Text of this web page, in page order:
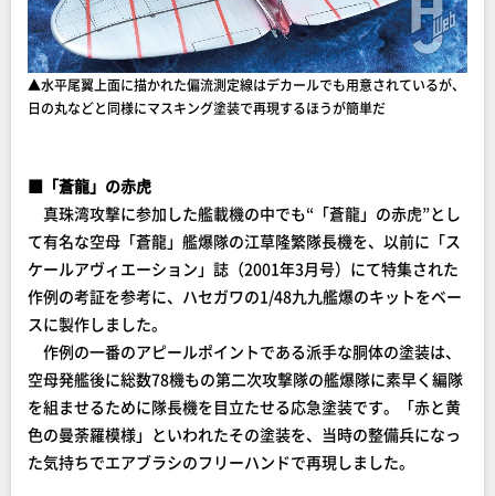
▲水平尾翼上面に描かれた偏流測定線はデカールでも用意されているが、
日の丸などと同様にマスキング塗装で再現するほうが簡単だ
■「蒼龍」の赤虎
真珠湾攻撃に参加した艦載機の中でも“「蒼龍」の赤虎”とし
て有名な空母「蒼龍」艦爆隊の江草隆繁隊長機を、以前に「ス
ケールアヴィエーション」誌（2001年3月号）にて特集された
作例の考証を参考に、ハセガワの1/48九九艦爆のキットをベー
スに製作しました。
作例の一番のアピールポイントである派手な胴体の塗装は、
空母発艦後に総数78機もの第二次攻撃隊の艦爆隊に素早く編隊
を組ませるために隊長機を目立たせる応急塗装です。「赤と黄
色の曼荼羅模様」といわれたその塗装を、当時の整備兵になっ
た気持ちでエアブラシのフリーハンドで再現しました。